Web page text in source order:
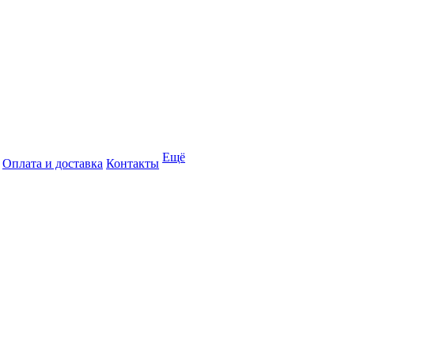
Оплата и доставка Контакты Ещё